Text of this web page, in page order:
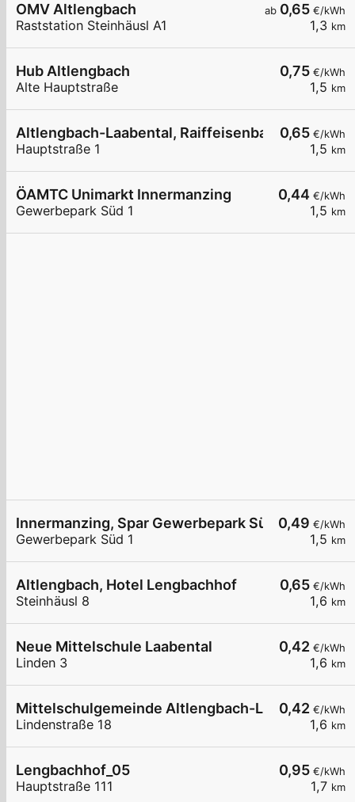
ab 0,65 €/kWh
1,3 km
OMV Altlengbach
Raststation Steinhäusl A1
0,75 €/kWh
1,5 km
Hub Altlengbach
Alte Hauptstraße
0,65 €/kWh
1,5 km
Altlengbach-Laabental, Raiffeisenbank
Hauptstraße 1
0,44 €/kWh
1,5 km
ÖAMTC Unimarkt Innermanzing
Gewerbepark Süd 1
0,49 €/kWh
1,5 km
Innermanzing, Spar Gewerbepark Süd
Gewerbepark Süd 1
0,65 €/kWh
1,6 km
Altlengbach, Hotel Lengbachhof
Steinhäusl 8
0,42 €/kWh
1,6 km
Neue Mittelschule Laabental
Linden 3
0,42 €/kWh
1,6 km
Mittelschulgemeinde Altlengbach-Laabental
Lindenstraße 18
0,95 €/kWh
1,7 km
Lengbachhof_05
Hauptstraße 111